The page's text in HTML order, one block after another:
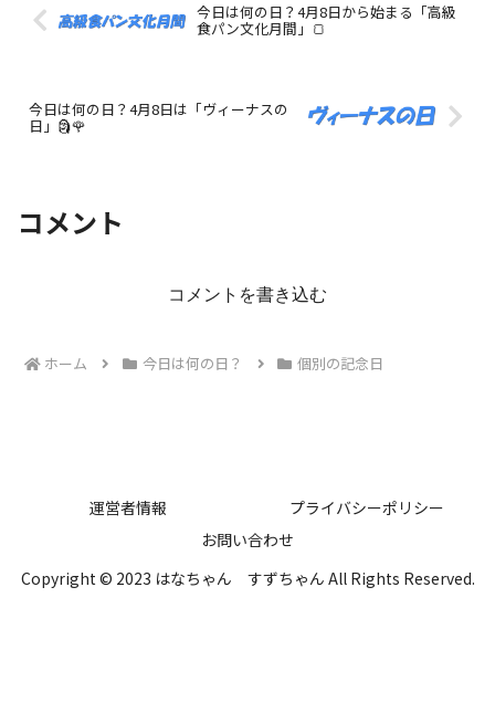
今日は何の日？4月8日から始まる「高級
食パン文化月間」🍞
今日は何の日？4月8日は「ヴィーナスの
日」🗿🌹
コメント
コメントを書き込む
ホーム 今日は何の日？ 個別の記念日
運営者情報
プライバシーポリシー
お問い合わせ
Copyright © 2023 はなちゃん すずちゃん All Rights Reserved.